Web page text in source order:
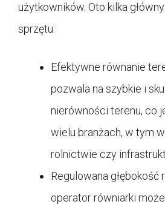
użytkowników. Oto kilka
sprzętu:
Efektywne równanie
pozwala na szybkie i
nierówności terenu, co
wielu branżach, w tym
rolnictwie czy
Regulowana głębokość
operator równiarki